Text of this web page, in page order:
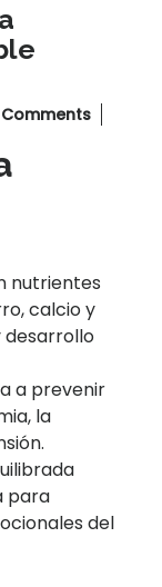
nutrientes
calcio y
a prevenir
la
para
del